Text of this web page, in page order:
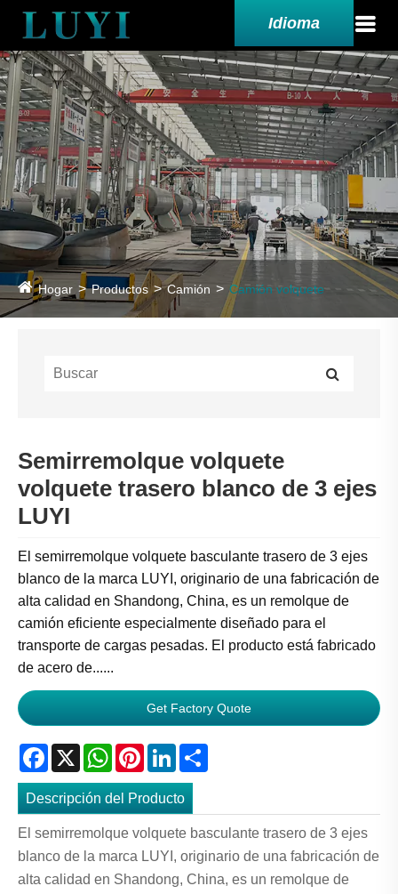
Idioma
Hogar Productos Camión Camión volquete
Semirremolque volquete
volquete trasero blanco de 3 ejes
LUYI
El semirremolque volquete basculante trasero de 3 ejes
blanco de la marca LUYI, originario de una fabricación de
alta calidad en Shandong, China, es un remolque de
camión eficiente especialmente diseñado para el
transporte de cargas pesadas. El producto está fabricado
de acero de......
Get Factory Quote
Facebook
X WhatsApp
PinterestLinkedIn
Descripción del Producto
El semirremolque volquete basculante trasero de 3 ejes
blanco de la marca LUYI, originario de una fabricación de
alta calidad en Shandong, China, es un remolque de